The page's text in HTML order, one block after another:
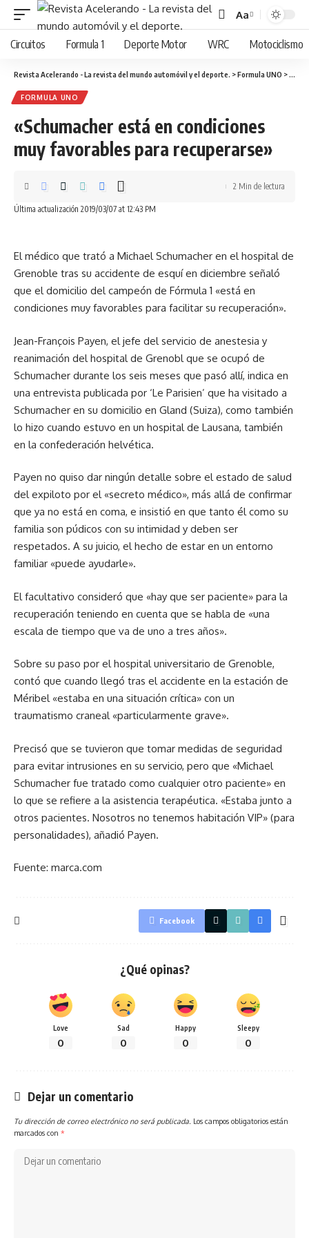
Cambiar
tamaño
fuente
Aa
Circuitos Formula 1 Deporte Motor WRC Motociclismo
Revista Acelerando - La revista del mundo automóvil y el deporte. >Formula UNO >
FORMULA UNO
«Schumacher está en condiciones
muy favorables para recuperarse»
Última actualización 2019/03/07 at 12:43 PM
2 Min de lectura
El médico que trató a Michael Schumacher en el hospital de
Grenoble tras su accidente de esquí en diciembre señaló
que el domicilio del campeón de Fórmula 1 «está en
condiciones muy favorables para facilitar su recuperación».
Jean-François Payen, el jefe del servicio de anestesia y
reanimación del hospital de Grenobl que se ocupó de
Schumacher durante los seis meses que pasó allí, indica en
una entrevista publicada por ‘Le Parisien’ que ha visitado a
Schumacher en su domicilio en Gland (Suiza), como también
lo hizo cuando estuvo en un hospital de Lausana, también
en la confederación helvética.
Payen no quiso dar ningún detalle sobre el estado de salud
del expiloto por el «secreto médico», más allá de confirmar
que ya no está en coma, e insistió en que tanto él como su
familia son púdicos con su intimidad y deben ser
respetados. A su juicio, el hecho de estar en un entorno
familiar «puede ayudarle».
El facultativo consideró que «hay que ser paciente» para la
recuperación teniendo en cuenta que se habla de «una
escala de tiempo que va de uno a tres años».
Sobre su paso por el hospital universitario de Grenoble,
contó que cuando llegó tras el accidente en la estación de
Méribel «estaba en una situación crítica» con un
traumatismo craneal «particularmente grave».
Precisó que se tuvieron que tomar medidas de seguridad
para evitar intrusiones en su servicio, pero que «Michael
Schumacher fue tratado como cualquier otro paciente» en
lo que se refiere a la asistencia terapéutica. «Estaba junto a
otros pacientes. Nosotros no tenemos habitación VIP» (para
personalidades), añadió Payen.
Fuente: marca.com
Facebook
¿Qué opinas?
Love
0
Sad
0
Happy
0
Sleepy
0
Dejar un comentario
Tu dirección de correo electrónico no será publicada. Los campos obligatorios están
marcados con *